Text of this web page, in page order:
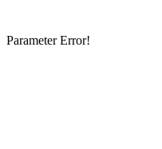
Parameter Error!